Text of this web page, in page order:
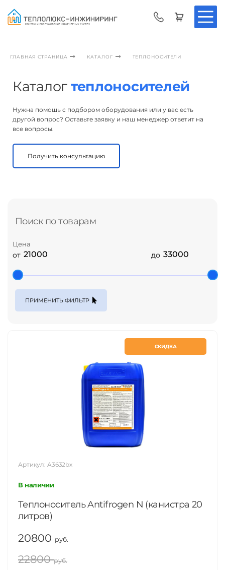
ГЛАВНАЯ СТРАНИЦА КАТАЛОГ ТЕПЛОНОСИТЕЛИ
Каталог теплоносителей
Нужна помощь с подбором оборудования или у вас есть
другой вопрос? Оставьте заявку и наш менеджер ответит на
все вопросы.
Получить консультацию
Поиск по товарам
Цена
от до
ПРИМЕНИТЬ ФИЛЬТР
СКИДКА
Артикул: A3632bx
В наличии
Теплоноситель Antifrogen N (канистра 20
литров)
20800 руб.
22800руб.